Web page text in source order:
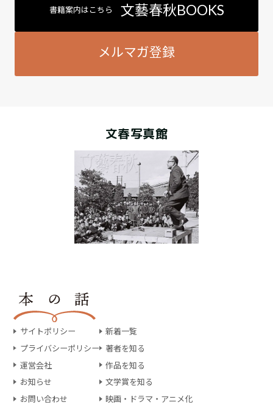
書籍案内はこちら 文藝春秋BOOKS
メルマガ登録
文春写真館
サイトポリシー
プライバシーポリシー
運営会社
お知らせ
お問い合わせ
新着一覧
著者を知る
作品を知る
文学賞を知る
映画・ドラマ・アニメ化